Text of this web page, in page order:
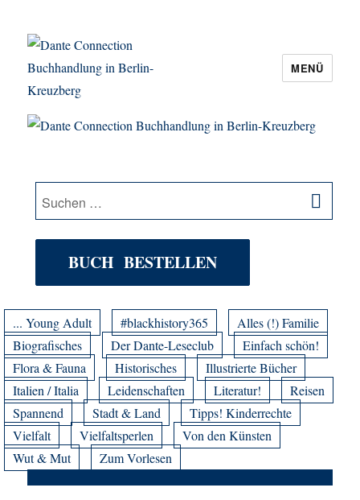
Dante Connection Buchhandlung in
MENÜ
Suche
nach:
BUCH BESTELLEN
... Young Adult #blackhistory365
Alles (!) Familie
Biografisches
Der Dante-Leseclub
Einfach schön!
Flora & Fauna
Historisches
Illustrierte Bücher
Italien / Italia
Leidenschaften Literatur!
Reisen
Spannend
Stadt & Land
Tipps! Kinderrechte
Vielfalt
Vielfaltsperlen
Von den Künsten
Wut & Mut
Zum Vorlesen